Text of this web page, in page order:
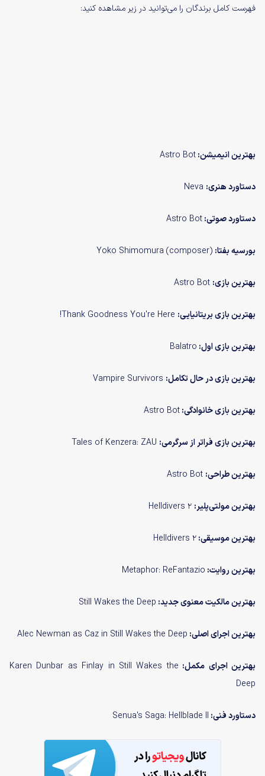
فهرست کامل برندگان را می‌توانید در زیر مشاهده کنید:
بهترین انیمیشن:Astro Bot
دستاورد هنری:
دستاوردصوتی:Astro Bot
بورسیه بفتا:
بهترین بازی:
بهترین بازی بریتانیایی:
بهترین بازی اول: Balatro
بهترین بازی در حال تکامل:
بهترین بازی خانوادگی:Astro Bot
بهترین بازی فراتر از سرگرمی:
بهترین طراحی:
بهترین مولتی‌پلیر:
بهترین موسیقی:Helldivers 2
بهترین روایت: Metaphor: ReFantazio
بهترین مالکیت معنوی جدید: Still Wakes the Deep
بهترین اجرای اصلی: Alec Newman as Caz in Still Wakes the Deep
بهترین اجرای مکمل: Karen Dunbar as Finlay in Still Wakes the
Deep
دستاورد فنی: Senua's Saga: Hellblade II